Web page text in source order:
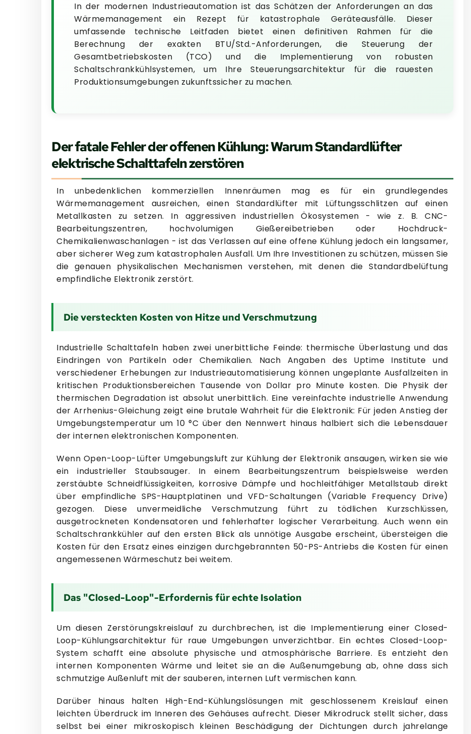
In der modernen Industrieautomation ist das Schätzen der Anforderungen an das
Wärmemanagement ein Rezept für katastrophale Geräteausfälle. Dieser
umfassende technische Leitfaden bietet einen definitiven Rahmen für die
Berechnung der exakten BTU/Std.-Anforderungen, die Steuerung der
Gesamtbetriebskosten (TCO) und die Implementierung von robusten
Schaltschrankkühlsystemen, um Ihre Steuerungsarchitektur für die rauesten
Produktionsumgebungen zukunftssicher zu machen.
Der fatale Fehler der offenen Kühlung: Warum Standardlüfter
elektrische Schalttafeln zerstören
In unbedenklichen kommerziellen Innenräumen mag es für ein grundlegendes
Wärmemanagement ausreichen, einen Standardlüfter mit Lüftungsschlitzen auf einen
Metallkasten zu setzen. In aggressiven industriellen Ökosystemen - wie z. B. CNC-
Bearbeitungszentren, hochvolumigen Gießereibetrieben oder Hochdruck-
Chemikalienwaschanlagen - ist das Verlassen auf eine offene Kühlung jedoch ein langsamer,
aber sicherer Weg zum katastrophalen Ausfall. Um Ihre Investitionen zu schützen, müssen Sie
die genauen physikalischen Mechanismen verstehen, mit denen die Standardbelüftung
empfindliche Elektronik zerstört.
Die versteckten Kosten von Hitze und Verschmutzung
Industrielle Schalttafeln haben zwei unerbittliche Feinde: thermische Überlastung und das
Eindringen von Partikeln oder Chemikalien. Nach Angaben des Uptime Institute und
verschiedener Erhebungen zur Industrieautomatisierung können ungeplante Ausfallzeiten in
kritischen Produktionsbereichen Tausende von Dollar pro Minute kosten. Die Physik der
thermischen Degradation ist absolut unerbittlich. Eine vereinfachte industrielle Anwendung
der Arrhenius-Gleichung zeigt eine brutale Wahrheit für die Elektronik: Für jeden Anstieg der
Umgebungstemperatur um 10 °C über den Nennwert hinaus halbiert sich die Lebensdauer
der internen elektronischen Komponenten.
Wenn Open-Loop-Lüfter Umgebungsluft zur Kühlung der Elektronik ansaugen, wirken sie wie
ein industrieller Staubsauger. In einem Bearbeitungszentrum beispielsweise werden
zerstäubte Schneidflüssigkeiten, korrosive Dämpfe und hochleitfähiger Metallstaub direkt
über empfindliche SPS-Hauptplatinen und VFD-Schaltungen (Variable Frequency Drive)
gezogen. Diese unvermeidliche Verschmutzung führt zu tödlichen Kurzschlüssen,
ausgetrockneten Kondensatoren und fehlerhafter logischer Verarbeitung. Auch wenn ein
Schaltschrankkühler auf den ersten Blick als unnötige Ausgabe erscheint, übersteigen die
Kosten für den Ersatz eines einzigen durchgebrannten 50-PS-Antriebs die Kosten für einen
angemessenen Wärmeschutz bei weitem.
Das "Closed-Loop"-Erfordernis für echte Isolation
Um diesen Zerstörungskreislauf zu durchbrechen, ist die Implementierung einer Closed-
Loop-Kühlungsarchitektur für raue Umgebungen unverzichtbar. Ein echtes Closed-Loop-
System schafft eine absolute physische und atmosphärische Barriere. Es entzieht den
internen Komponenten Wärme und leitet sie an die Außenumgebung ab, ohne dass sich
schmutzige Außenluft mit der sauberen, internen Luft vermischen kann.
Darüber hinaus halten High-End-Kühlungslösungen mit geschlossenem Kreislauf einen
leichten Überdruck im Inneren des Gehäuses aufrecht. Dieser Mikrodruck stellt sicher, dass
selbst bei einer mikroskopisch kleinen Beschädigung der Dichtungen durch jahrelange